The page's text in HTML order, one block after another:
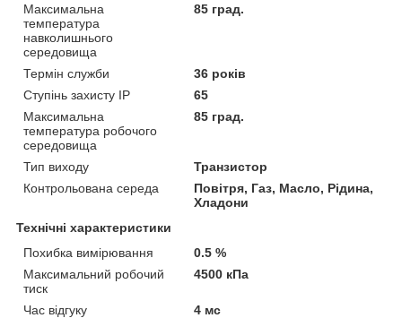
Максимальна
температура
навколишнього
середовища
85 град.
Термін служби
36 років
Ступінь захисту IP
65
Максимальна
температура робочого
середовища
85 град.
Тип виходу
Транзистор
Контрольована середа
Повітря, Газ, Масло, Рідина,
Хладони
Технічні характеристики
Похибка вимірювання
0.5 %
Максимальний робочий
тиск
4500 кПа
Час відгуку
4 мс